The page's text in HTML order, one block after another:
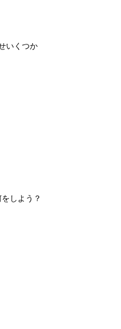
いくつか
しよう？